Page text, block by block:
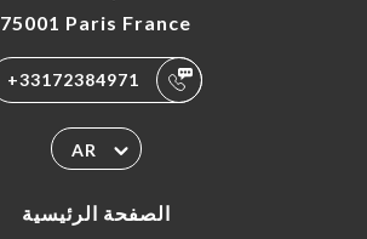
75001 Paris France
+33172384971
AR
الصفحة الرئيسية